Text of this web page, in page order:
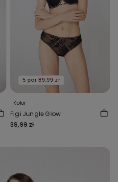
5 par 89,99 zł
1 Kolor
Figi Jungle Glow
39,99 zł